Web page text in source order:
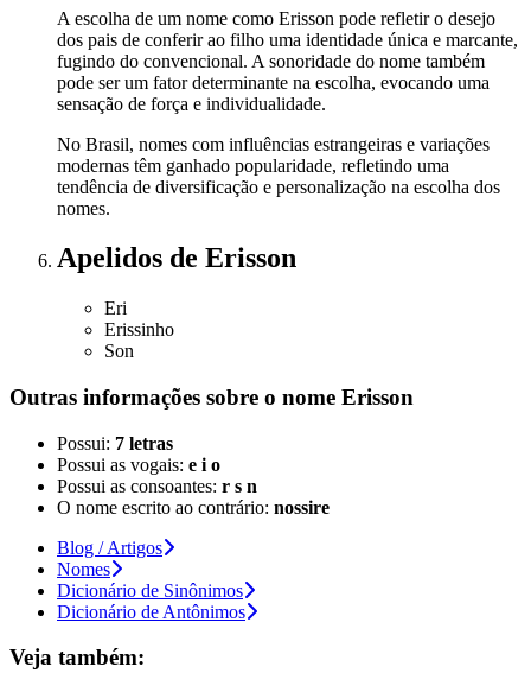
A escolha de um nome como Erisson pode refletir o desejo
dos pais de conferir ao filho uma identidade única e marcante,
fugindo do convencional. A sonoridade do nome também
pode ser um fator determinante na escolha, evocando uma
sensação de força e individualidade.
No Brasil, nomes com influências estrangeiras e variações
modernas têm ganhado popularidade, refletindo uma
tendência de diversificação e personalização na escolha dos
nomes.
Apelidos de Erisson
Eri
Erissinho
Son
Outras informações sobre o nome Erisson
Possui: 7 letras
Possui as vogais: e i o
Possui as consoantes: r s n
O nome escrito ao contrário: nossire
Blog / Artigos
Nomes
Dicionário de Sinônimos
Dicionário de Antônimos
Veja também: